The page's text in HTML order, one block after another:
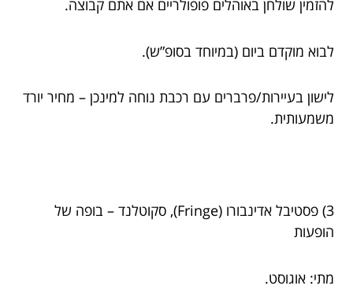
להזמין שולחן באוהלים פופולריים אם אתם קבוצה.
לבוא מוקדם ביום (במיוחד בסופ”ש).
לישון בעיירות/פרברים עם רכבת נוחה למינכן – מחיר יורד
משמעותית.
3) פסטיבל אדינבורו (Fringe), סקוטלנד – בופה של
הופעות
מתי: אוגוסט.